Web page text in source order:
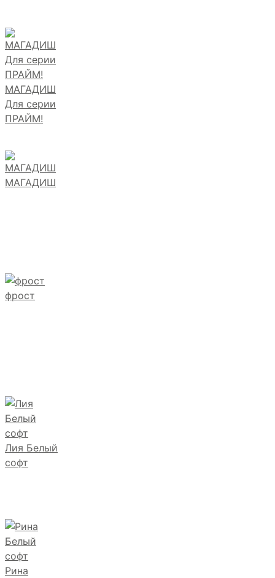
МАГАДИШ
Для серии
ПРАЙМ!
МАГАДИШ
фрост
Лия Белый
софт
Рина